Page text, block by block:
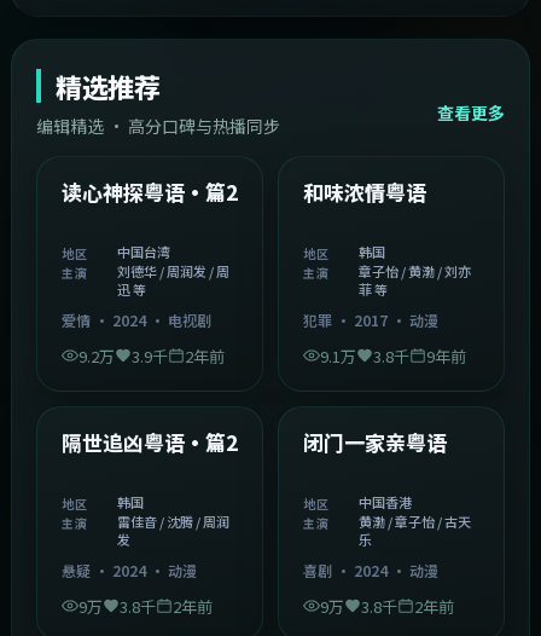
精选推荐
编辑精选 · 高分口碑与热播同步
查看更多
精选
中国台湾 1:54:36
读心神探粤语·篇2
地区 中国台湾
主演
刘德华 / 周润发 / 周
迅 等
爱情· 2024· 电视剧
9.2万 3.9千 2年前
精选
2:08:51
和味浓情粤语
地区 韩国
主演
章子怡 / 黄渤 / 刘亦
菲 等
犯罪· 2017· 动漫
9.1万 3.8千 9年前
精选
隔世追凶粤语·篇2
地区 韩国
主演
雷佳音 / 沈腾 / 周润
发
悬疑· 2024· 动漫
9万 3.8千 2年前
精选
闭门一家亲粤语
地区 中国香港
主演
黄渤 / 章子怡 / 古天
乐
喜剧· 2024· 动漫
9万 3.8千 2年前